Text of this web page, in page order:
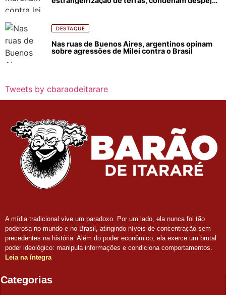
DESTAQUE
Nas ruas de Buenos Aires, argentinos opinam
sobre agressões de Milei contra o Brasil
Tweets by cbaraodeitarare
A mídia tradicional vive um paradoxo. Por um lado, ela nunca foi tão
poderosa no mundo e no Brasil, atingindo níveis de concentração sem
precedentes na história. Além do poder econômico, ela exerce um brutal
poder ideológico: manipula informações e condiciona comportamentos.
Leia na íntegra
Categorias